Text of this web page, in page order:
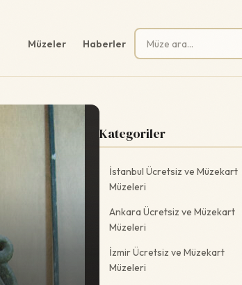
Müzeler Haberler
Arama:
Kategoriler
İstanbul Ücretsiz ve Müzekart
Müzeleri
Ankara Ücretsiz ve Müzekart
Müzeleri
İzmir Ücretsiz ve Müzekart
Müzeleri